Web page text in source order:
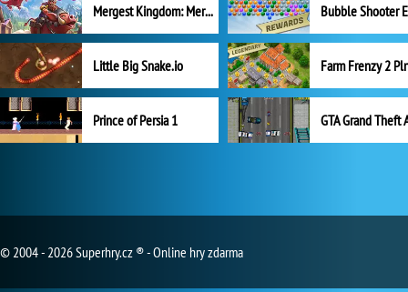
Mergest Kingdom: Merge Puzzle
Little Big Snake.io
Prince of Persia 1 GTA Grand Theft
© 2004 - 2026 Superhry.cz ® - Online hry zdarma